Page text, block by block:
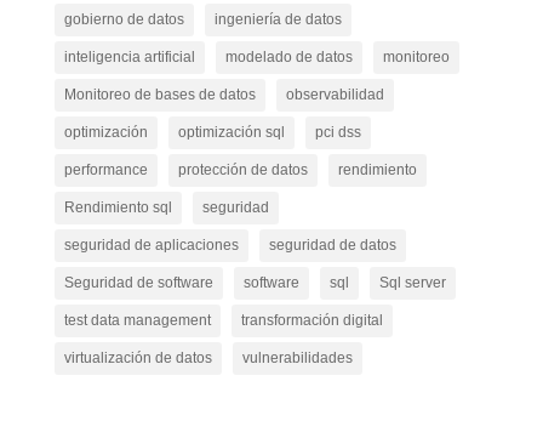
gobierno de datos ingeniería de datos
inteligencia artificial modelado de datos monitoreo
Monitoreo de bases de datos observabilidad
optimización optimización sql pci dss
performance protección de datos rendimiento
Rendimiento sql seguridad
seguridad de aplicaciones seguridad de datos
Seguridad de software software sql Sql server
test data management transformación digital
virtualización de datos vulnerabilidades